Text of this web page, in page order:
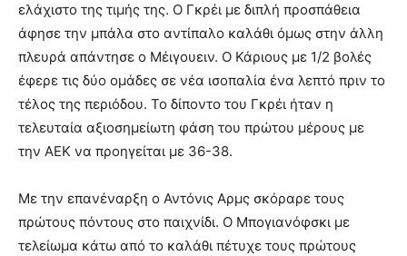
ελάχιστο της τιμής της. Ο Γκρέι με διπλή προσπάθεια
άφησε την μπάλα στο αντίπαλο καλάθι όμως στην άλλη
πλευρά απάντησε ο Μέιγουειν. Ο Κάριους με 1/2 βολές
έφερε τις δύο ομάδες σε νέα ισοπαλία ένα λεπτό πριν το
τέλος της περιόδου. Το δίποντο του Γκρέι ήταν η
τελευταία αξιοσημείωτη φάση του πρώτου μέρους με
την ΑΕΚ να προηγείται με 36-38.
Με την επανέναρξη ο Αντόνις Αρμς σκόραρε τους
πρώτους πόντους στο παιχνίδι. Ο Μπογιανόφσκι με
τελείωμα κάτω από το καλάθι πέτυχε τους πρώτους